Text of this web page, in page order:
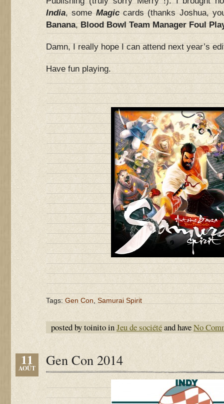
India, someMagic cards (thanks Joshua,
Banana,Blood Bowl Team Manager Foul
Damn, I really hope I can attend next year’s
Have fun playing.
Tags: Gen Con Samurai Spirit
posted by toinito inJeu de sociétéand haveNo
11
AOÛT Gen Con 2014